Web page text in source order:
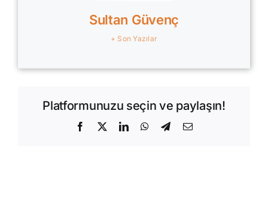
Sultan Güvenç
+ Son Yazılar
Platformunuzu seçin ve paylaşın!
Facebook
X LinkedInWhatsApp
Telegram
E-